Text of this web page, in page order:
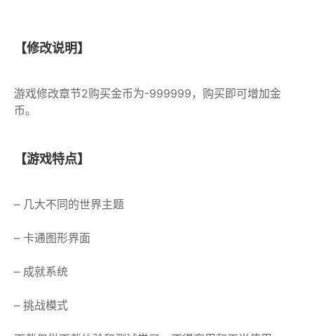
【修改说明】
游戏修改章节2购买金币为-999999，购买即可增加金
币。
【游戏特点】
– 几大不同的世界主题
– 卡通图形界面
– 成就系统
– 挑战模式